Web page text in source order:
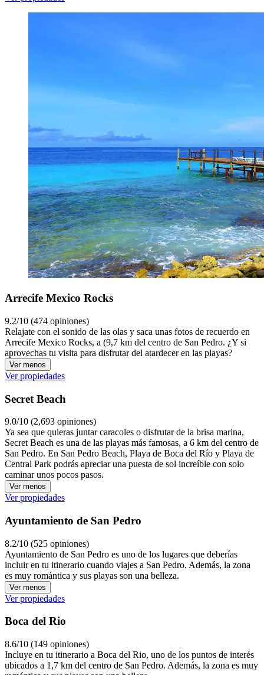
Arrecife Mexico Rocks
9.2/10 (474 opiniones)
Relajate con el sonido de las olas y saca unas fotos de recuerdo en
Arrecife Mexico Rocks, a (9,7 km del centro de San Pedro. ¿Y si
aprovechas tu visita para disfrutar del atardecer en las playas?
Ver menos
Ver propiedades
Secret Beach
9.0/10 (2,693 opiniones)
Ya sea que quieras juntar caracoles o disfrutar de la brisa marina,
Secret Beach es una de las playas más famosas, a 6 km del centro de
San Pedro. En San Pedro Beach, Playa de Boca del Río y Playa de
Central Park podrás apreciar una puesta de sol increíble con solo
caminar unos pocos pasos.
Ver menos
Ver propiedades
Ayuntamiento de San Pedro
8.2/10 (525 opiniones)
Ayuntamiento de San Pedro es uno de los lugares que deberías
incluir en tu itinerario cuando viajes a San Pedro. Además, la zona
es muy romántica y sus playas son una belleza.
Ver menos
Ver propiedades
Boca del Rio
8.6/10 (149 opiniones)
Incluye en tu itinerario a Boca del Rio, uno de los puntos de interés
ubicados a 1,7 km del centro de San Pedro. Además, la zona es muy